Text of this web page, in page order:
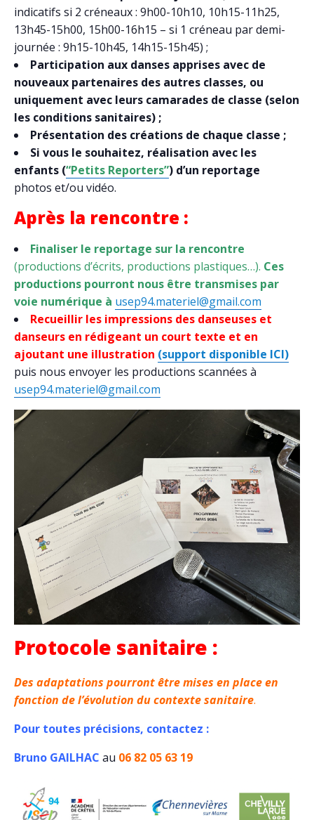
indicatifs si 2 créneaux : 9h00-10h10, 10h15-11h25,
13h45-15h00, 15h00-16h15 – si 1 créneau par demi-
journée : 9h15-10h45, 14h15-15h45) ;
Participation aux danses apprises avec de
nouveaux partenaires des autres classes, ou
uniquement avec leurs camarades de classe (selon
les conditions sanitaires) ;
Présentation des créations de chaque classe ;
Si vous le souhaitez, réalisation avec les
enfants (“Petits Reporters”) d’un reportage
photos et/ou vidéo.
Après la rencontre :
Finaliser le reportage sur la rencontre
(productions d’écrits, productions plastiques…). Ces
productions pourront nous être transmises par
voie numérique à usep94.materiel@gmail.com
Recueillir les impressions des danseuses et
danseurs en rédigeant un court texte et en
ajoutant une illustration (support disponible ICI)
puis nous envoyer les productions scannées à
usep94.materiel@gmail.com
Protocole sanitaire :
Des adaptations pourront être mises en place en
fonction de l’évolution du contexte sanitaire.
Pour toutes précisions, contactez :
Bruno GAILHAC au 06 82 05 63 19